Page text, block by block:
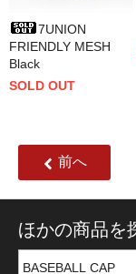
7UNION
FRIENDLY MESH
Black
SOLD OUT
前へ
ほかの商品を